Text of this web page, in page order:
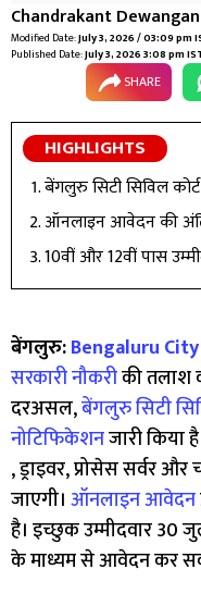
Chandrakant Dewangan
Modified Date:July 3, 2026 / 03:09 pm
Published Date:July 3, 2026 3:08 pm
SHARE
HIGHLIGHTS
बेंगलुरु सिटी सिविल कोर्ट
ऑनलाइन आवेदन की
10वीं और 12वीं पास
बेंगलुरु:Bengaluru
सरकारी नौकरीकी तलाश
दरअसल,बेंगलुरु सिटी
नोटिफिकेशनजारी किया
, ड्राइवर, प्रोसेस सर्वर
जाएगी। ऑनलाइन आवेदन
है। इच्छुक उम्मीदवार 30
के माध्यम से आवेदन कर